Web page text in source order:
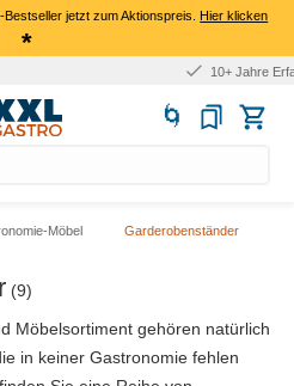
jetzt zum Aktionspreis.Hier klicken
*
Möbel Garderobenständer
(9)
Möbelsortiment gehören natürlich
in keiner Gastronomie fehlen